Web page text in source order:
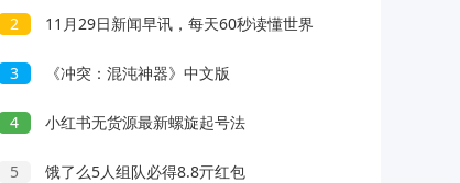
2 11月29日新闻早讯，每天60秒读懂世界
3 《冲突：混沌神器》中文版
4 小红书无货源最新螺旋起号法
5 饿了么5人组队必得8.8亓红包